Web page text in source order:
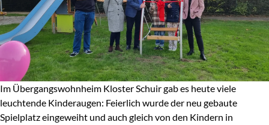
Im Übergangswohnheim Kloster Schuir gab es heute viele
leuchtende Kinderaugen: Feierlich wurde der neu gebaute
Spielplatz eingeweiht und auch gleich von den Kindern in